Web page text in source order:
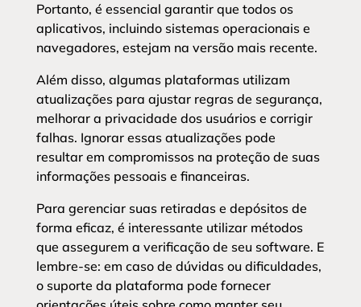
Portanto, é essencial garantir que todos os
aplicativos, incluindo sistemas operacionais e
navegadores, estejam na versão mais recente.
Além disso, algumas plataformas utilizam
atualizações para ajustar regras de segurança,
melhorar a privacidade dos usuários e corrigir
falhas. Ignorar essas atualizações pode
resultar em compromissos na proteção de suas
informações pessoais e financeiras.
Para gerenciar suas retiradas e depósitos de
forma eficaz, é interessante utilizar métodos
que assegurem a verificação de seu software. E
lembre-se: em caso de dúvidas ou dificuldades,
o suporte da plataforma pode fornecer